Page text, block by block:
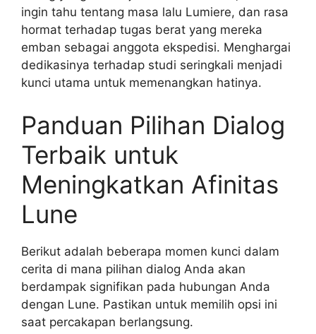
ingin tahu tentang masa lalu Lumiere, dan rasa
hormat terhadap tugas berat yang mereka
emban sebagai anggota ekspedisi. Menghargai
dedikasinya terhadap studi seringkali menjadi
kunci utama untuk memenangkan hatinya.
Panduan Pilihan Dialog
Terbaik untuk
Meningkatkan Afinitas
Lune
Berikut adalah beberapa momen kunci dalam
cerita di mana pilihan dialog Anda akan
berdampak signifikan pada hubungan Anda
dengan Lune. Pastikan untuk memilih opsi ini
saat percakapan berlangsung.